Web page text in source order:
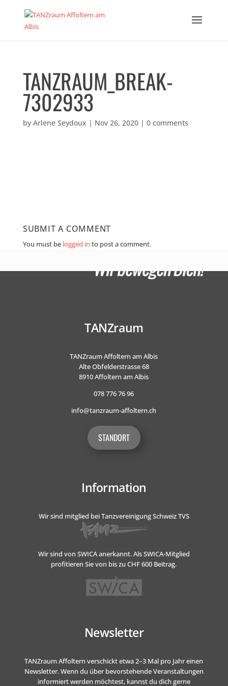
TANZRAUM_BREAK-
7302933
by Arlene Seydoux | Nov 26, 2020| 0 comments
SUBMIT A COMMENT
You must be logged in to post a comment.
TANZraum
TANZraum Affoltern am Albis
Alte Obfelderstrasse 68
8910 Affoltern am Albis
078 776 76 96
info@tanzraum-affoltern.ch
STANDORT
Information
Wir sind mitglied bei Tanzvereinigung Schweiz TVS
Wir sind von SWICA anerkannt.Als SWICA-Mitglied
profitieren Sie von bis zu CHF 600 Beitrag.
Newsletter
TANZraum Affoltern verschickt etwa 2–3 Mal pro Jahr einen
Newsletter. Wenn du über bevorstehende Veranstaltungen
informiert werden möchtest, kannst du dich gerne